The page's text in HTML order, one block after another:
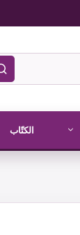
الكتّاب